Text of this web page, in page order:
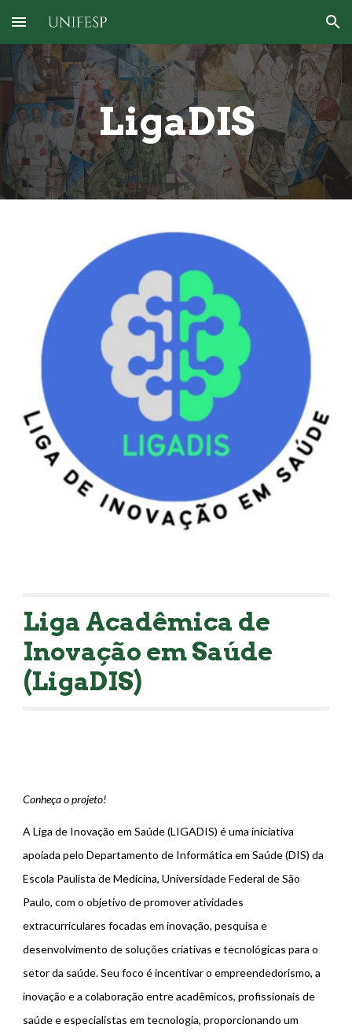
Skip to main content Skip to navigation
LigaDIS
Liga Acadêmica de
Inovação em Saúde
(LigaDIS)
Conheça o projeto!
A Liga de Inovação em Saúde (LIGADIS) é uma iniciativa
apoiada pelo Departamento de Informática em Saúde (DIS) da
Escola Paulista de Medicina, Universidade Federal de São
Paulo, com o objetivo de promover atividades
extracurriculares focadas em inovação, pesquisa e
desenvolvimento de soluções criativas e tecnológicas para o
setor da saúde. Seu foco é incentivar o empreendedorismo, a
inovação e a colaboração entre acadêmicos, profissionais de
saúde e especialistas em tecnologia, proporcionando um